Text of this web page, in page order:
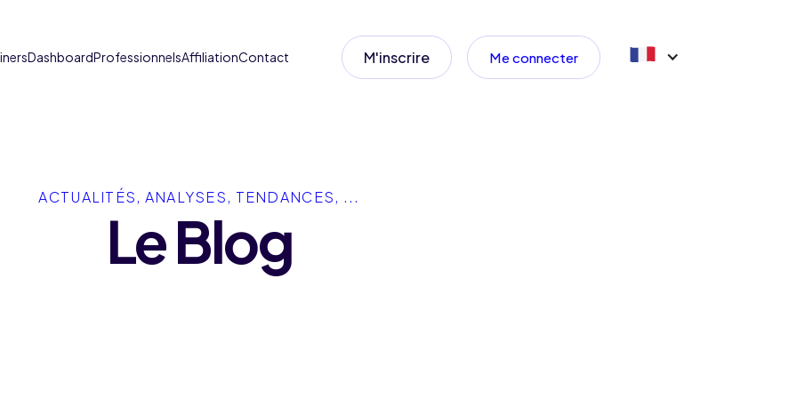
DashboardProfessionnelsAffiliationContact M'inscrire Me connecter
ACTUALITÉS, ANALYSES, TENDANCES, ...
Le Blog